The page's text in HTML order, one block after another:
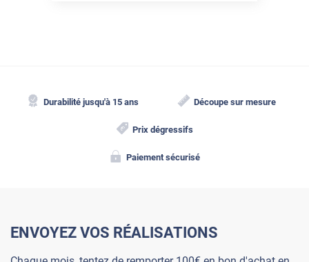
Durabilité jusqu'à 15 ans Découpe sur mesure
Prix dégressifs
Paiement sécurisé
ENVOYEZ VOS RÉALISATIONS